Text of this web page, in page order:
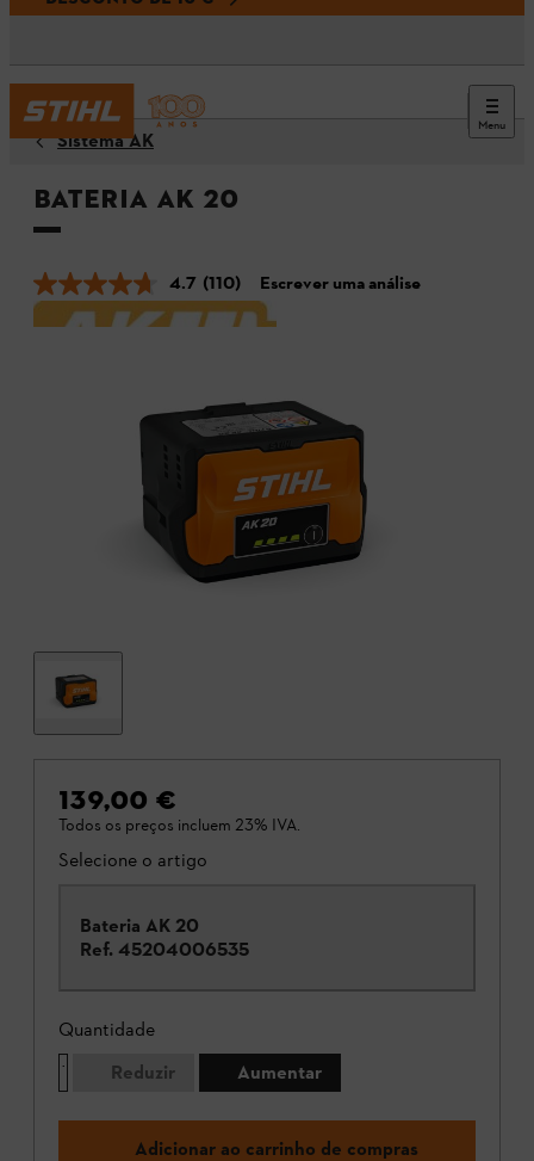
Menu
Sistema AK
Bateria AK 20
4.7 (110) Escrever uma análise
139,00 €
Todos os preços incluem 23% IVA.
Selecione o artigo
Bateria AK 20
Ref. 45204006535
Quantidade
Reduzir
Aumentar
Adicionar ao carrinho de compras